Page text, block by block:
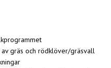
gräs och rödklöver/gräsvall